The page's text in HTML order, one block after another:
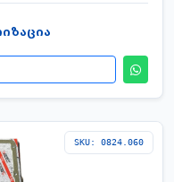
SKU: 0824.060